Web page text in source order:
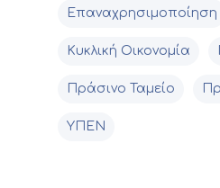
Επαναχρησιμοποίηση
Κυκλική Οικονομία
Πράσινο Ταμείο
ΥΠΕΝ